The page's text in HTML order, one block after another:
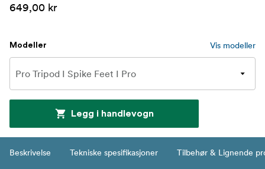
649,00 kr
Modeller Vis modeller
Legg i handlevogn
Beskrivelse Tekniske spesifikasjoner Tilbehør & Lignende